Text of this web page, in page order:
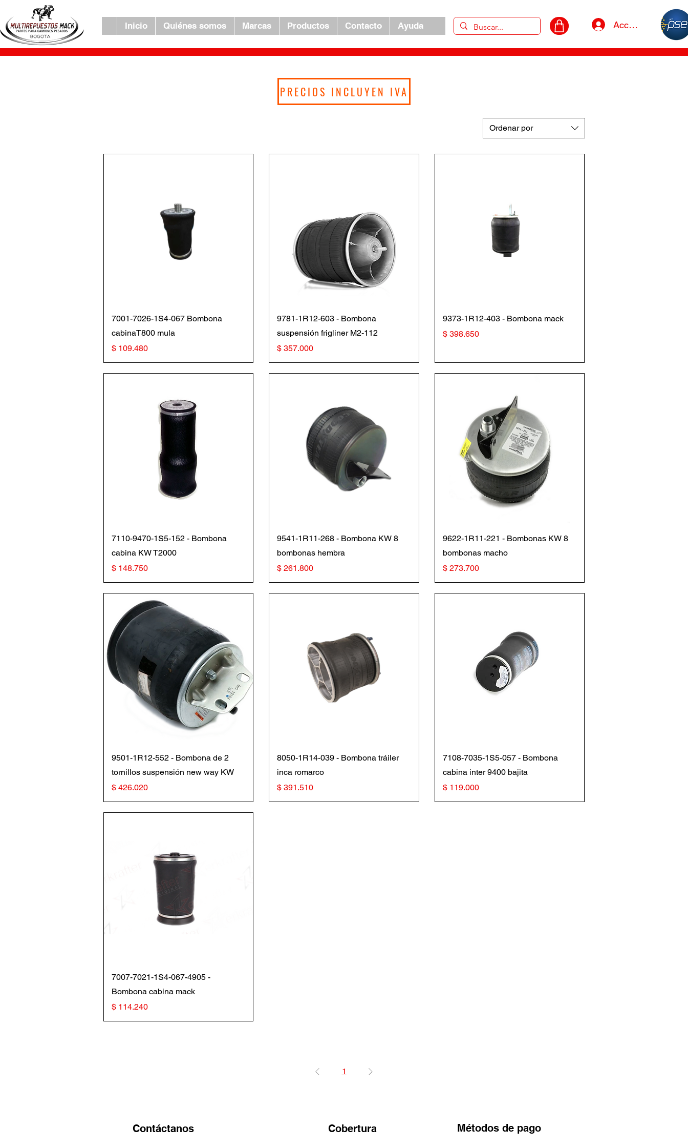
Inicio Quiénes somos Marcas Productos Contacto Ayuda Acceso
PRECIOS INCLUYEN IVA
Ordenar por
Vista rápida
7001-7026-1S4-067 Bombona
cabinaT800 mula
Precio
$ 109.480
Vista rápida
9781-1R12-603 - Bombona
suspensión frigliner M2-112
Precio
$ 357.000
Vista rápida
9373-1R12-403 - Bombona mack
Precio
$ 398.650
Vista rápida
7110-9470-1S5-152 - Bombona
cabina KW T2000
Precio
$ 148.750
Vista rápida
9541-1R11-268 - Bombona KW 8
bombonas hembra
Precio
$ 261.800
Vista rápida
9622-1R11-221 - Bombonas KW 8
bombonas macho
Precio
$ 273.700
Vista rápida
9501-1R12-552 - Bombona de 2
tornillos suspensión new way KW
Precio
$ 426.020
Vista rápida
8050-1R14-039 - Bombona tráiler
inca romarco
Precio
$ 391.510
Vista rápida
7108-7035-1S5-057 - Bombona
cabina inter 9400 bajita
Precio
$ 119.000
Vista rápida
7007-7021-1S4-067-4905 -
Bombona cabina mack
Precio
$ 114.240
1
Contáctanos Cobertura Métodosde pago